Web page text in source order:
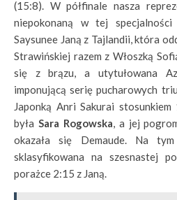
(15:8). W półfinale nasza
niepokonaną w tej
Saysunee Janą z Tajlandii, która
Strawińskiej razem z Włoszką
się z brązu, a utytułowana
imponującą serię pucharowych
Japonką Anri Sakurai
była Sara Rogowska , a jej
okazała się Demaude. Na
sklasyfikowana na szesnastej
porażce 2:15 z Janą.